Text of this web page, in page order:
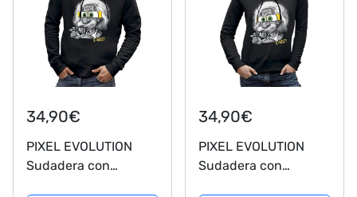
34,90€
PIXEL EVOLUTION
Sudadera con
34,90€
PIXEL EVOLUTION
Sudadera con